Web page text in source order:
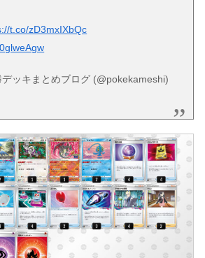
t.co/zD3mxIXbQc
ッキまとめブログ (@pokekameshi)